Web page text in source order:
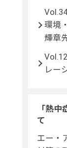
環境
輝章
レー
「熱
て
エー・